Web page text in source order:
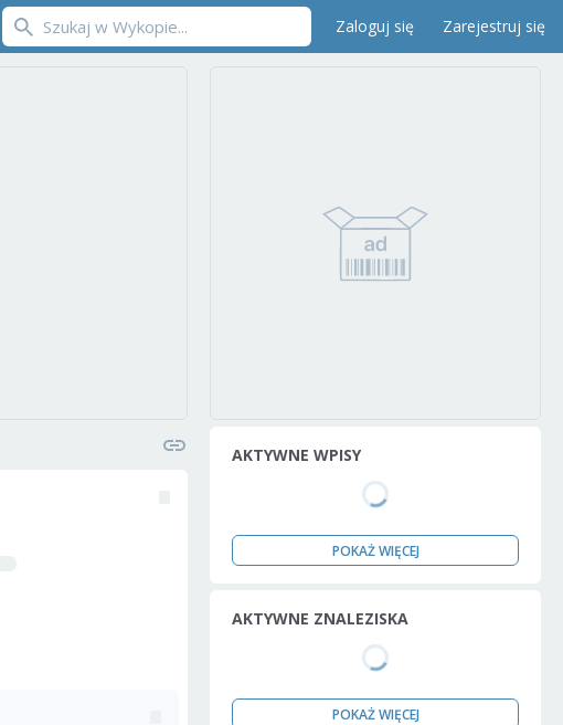
Zaloguj się Zarejestruj się
AKTYWNE WPISY
POKAŻ WIĘCEJ
AKTYWNE ZNALEZISKA
POKAŻ WIĘCEJ